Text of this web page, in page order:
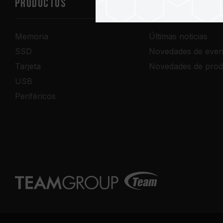
PRODUCTOS
Memoria
SSD
Tarjeta
USB
Periféricos
Últimas noticias
Novedades de
Novedades de